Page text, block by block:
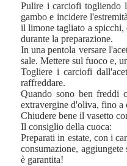
Pulire i carciofi togliendo
gambo e incidere
il limone tagliato a spicchi,
durante la preparazione.
In una pentola versare
sale. Mettere sul fuoco e,
Togliere i carciofi
raffreddare.
Quando sono ben freddi
extravergine d'oliva, fino a
Chiudere bene il vasetto
Il consiglio della cuoca:
Preparati in estate, con i
consumazione,
è garantita!